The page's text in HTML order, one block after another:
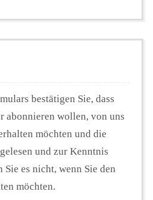
bestätigen Sie, dass
abonnieren wollen, von uns
möchten und die
und zur Kenntnis
Sie es nicht, wenn Sie den
möchten.